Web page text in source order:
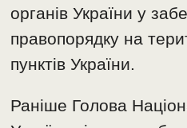
органів України у
правопорядку на
пунктів України.
Раніше Голова